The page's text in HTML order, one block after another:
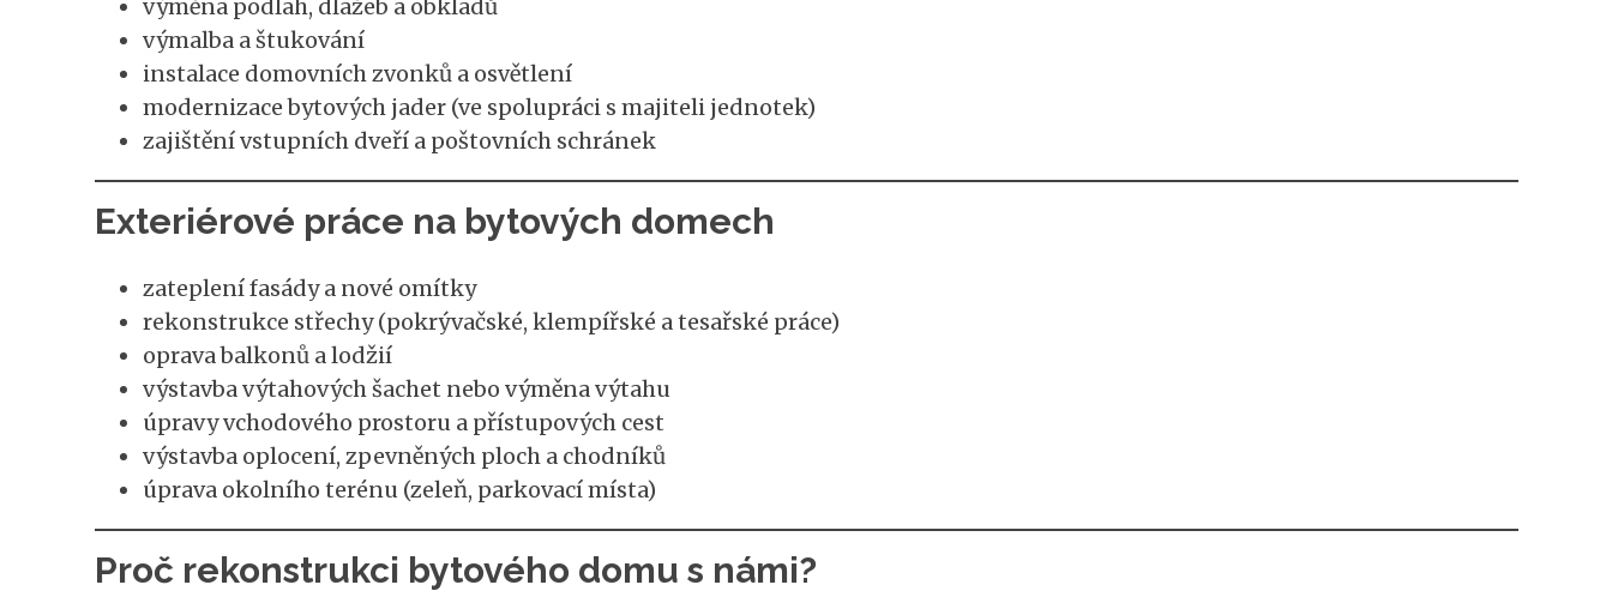
výměna podlah, dlažeb a obkladů
výmalba a štukování
instalace domovních zvonků a osvětlení
modernizace bytových jader (ve spolupráci s majiteli jednotek)
zajištění vstupních dveří a poštovních schránek
Exteriérové práce na bytových domech
zateplení fasády a nové omítky
rekonstrukce střechy (pokrývačské, klempířské a tesařské práce)
oprava balkonů a lodžií
výstavba výtahových šachet nebo výměna výtahu
úpravy vchodového prostoru a přístupových cest
výstavba oplocení, zpevněných ploch a chodníků
úprava okolního terénu (zeleň, parkovací místa)
Proč rekonstrukci bytového domu s námi?